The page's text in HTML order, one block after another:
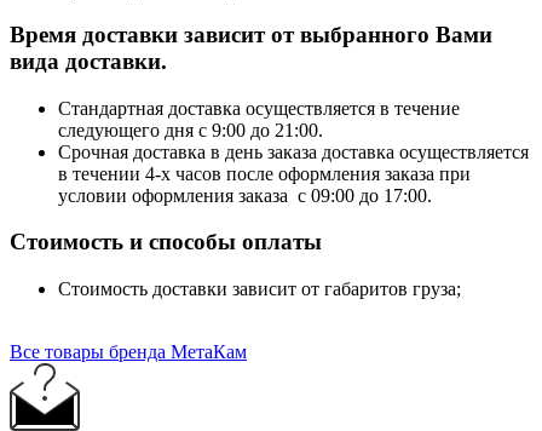
Время доставки зависит от выбранного Вами
вида доставки.
Стандартная доставка осуществляется в течение
следующего дня с 9:00 до 21:00.
Срочная доставка в день заказа доставка осуществляется
в течении 4-х часов после оформления заказа при
условии оформления заказа с 09:00 до 17:00.
Стоимость и способы оплаты
Стоимость доставки зависит от габаритов груза;
Все товары бренда МетаКам